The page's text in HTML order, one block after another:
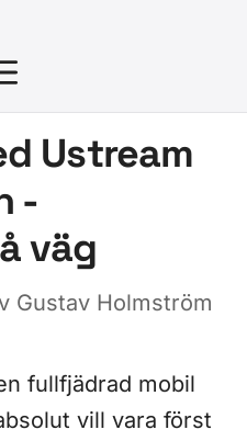
MENY
Ustream
-
väg
Gustav Holmström
fullfjädrad mobil
vill vara först